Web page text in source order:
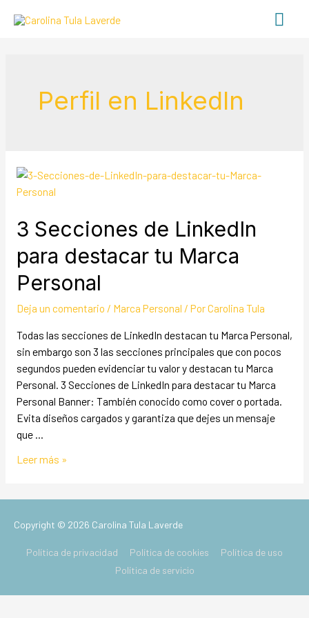
Perfil en LinkedIn
3 Secciones de LinkedIn
para destacar tu Marca
Personal
Deja un comentario / Marca Personal / PorCarolina Tula
Todas las secciones de LinkedIn destacan tu Marca Personal,
sin embargo son 3 las secciones principales que con pocos
segundos pueden evidenciar tu valor y destacan tu Marca
Personal. 3 Secciones de LinkedIn para destacar tu Marca
Personal Banner: También conocido como cover o portada.
Evita diseños cargados y garantiza que dejes un mensaje
que …
Leer más »
Copyright © 2026 Carolina Tula Laverde
Política de privacidad Política de cookies
Política de uso
Política de servicio